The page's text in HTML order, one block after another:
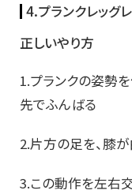
4.プランクレッグ
正しいやり方
1.プランクの姿勢
先でふんばる
2.片方の足を、膝
3.この動作を左右